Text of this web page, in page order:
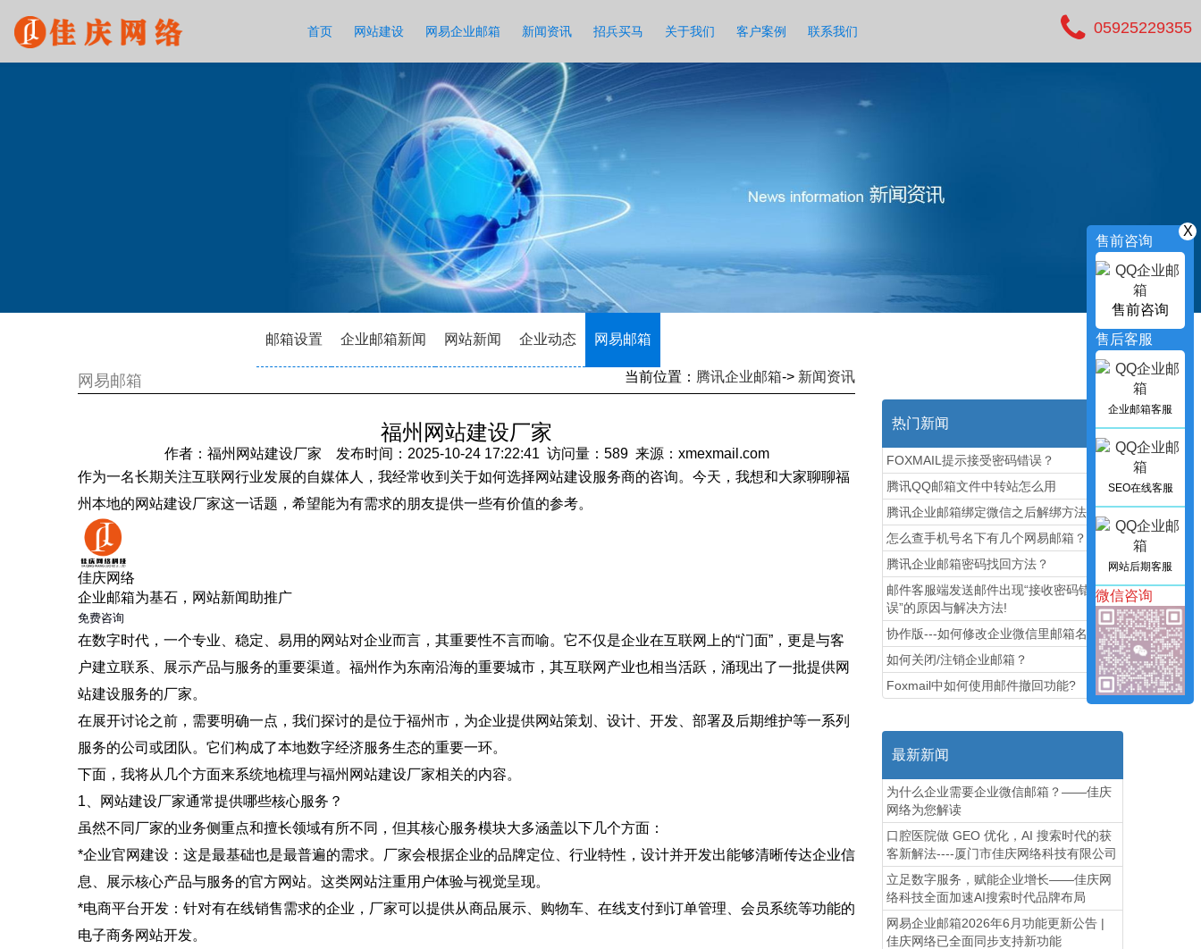
首页 网站建设 网易企业邮箱 新闻资讯 招兵买马 关于我们 客户案例 联系我们 05925229355
邮箱设置 企业邮箱新闻 网站新闻 企业动态 网易邮箱
网易邮箱 当前位置： 腾讯企业邮箱-> 新闻资讯
福州网站建设厂家
作者：福州网站建设厂家 发布时间：2025-10-24 17:22:41 访问量：589 来源：xmexmail.com
作为一名长期关注互联网行业发展的自媒体人，我经常收到关于如何选择网站建设服务商的咨询。今天，我想和大家聊聊福
州本地的网站建设厂家这一话题，希望能为有需求的朋友提供一些有价值的参考。
佳庆网络
企业邮箱为基石，网站新闻助推广
免费咨询
在数字时代，一个专业、稳定、易用的网站对企业而言，其重要性不言而喻。它不仅是企业在互联网上的“门面”，更是与客
户建立联系、展示产品与服务的重要渠道。福州作为东南沿海的重要城市，其互联网产业也相当活跃，涌现出了一批提供网
站建设服务的厂家。
在展开讨论之前，需要明确一点，我们探讨的是位于福州市，为企业提供网站策划、设计、开发、部署及后期维护等一系列
服务的公司或团队。它们构成了本地数字经济服务生态的重要一环。
下面，我将从几个方面来系统地梳理与福州网站建设厂家相关的内容。
1、网站建设厂家通常提供哪些核心服务？
虽然不同厂家的业务侧重点和擅长领域有所不同，但其核心服务模块大多涵盖以下几个方面：
*企业官网建设：这是最基础也是最普遍的需求。厂家会根据企业的品牌定位、行业特性，设计并开发出能够清晰传达企业信
息、展示核心产品与服务的官方网站。这类网站注重用户体验与视觉呈现。
*电商平台开发：针对有在线销售需求的企业，厂家可以提供从商品展示、购物车、在线支付到订单管理、会员系统等功能的
电子商务网站开发。
热门新闻
FOXMAIL提示接受密码错误？
腾讯QQ邮箱文件中转站怎么用
腾讯企业邮箱绑定微信之后解绑方法图解
怎么查手机号名下有几个网易邮箱？
腾讯企业邮箱密码找回方法？
邮件客服端发送邮件出现“接收密码错
误”的原因与解决方法!
协作版---如何修改企业微信里邮箱名称
如何关闭/注销企业邮箱？
Foxmail中如何使用邮件撤回功能?
最新新闻
为什么企业需要企业微信邮箱？——佳庆
网络为您解读
口腔医院做 GEO 优化，AI 搜索时代的获
客新解法----厦门市佳庆网络科技有限公司
立足数字服务，赋能企业增长——佳庆网
络科技全面加速AI搜索时代品牌布局
网易企业邮箱2026年6月功能更新公告 |
佳庆网络已全面同步支持新功能
X
售前咨询
售前咨询
售后客服
企业邮箱客服
SEO在线客服
网站后期客服
微信咨询